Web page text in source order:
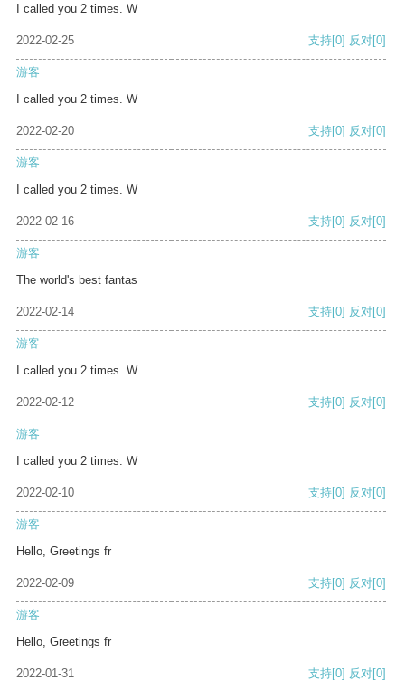
I called you 2 times. W
2022-02-25 支持[0] 反对[0]
游客
I called you 2 times. W
2022-02-20 支持[0] 反对[0]
游客
I called you 2 times. W
2022-02-16 支持[0] 反对[0]
游客
The world's best fantas
2022-02-14 支持[0] 反对[0]
游客
I called you 2 times. W
2022-02-12 支持[0] 反对[0]
游客
I called you 2 times. W
2022-02-10 支持[0] 反对[0]
游客
Hello, Greetings fr
2022-02-09 支持[0] 反对[0]
游客
Hello, Greetings fr
2022-01-31 支持[0] 反对[0]